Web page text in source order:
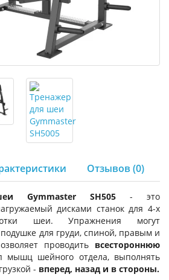
Отзывов (0)
Gymmaster SH505 - это
дисками станок для 4-х
шеи. Упражнения могут
для груди, спиной, правым и
проводить всестороннюю
мышц шейного отдела, выполнять
- вперед, назад и в стороны.